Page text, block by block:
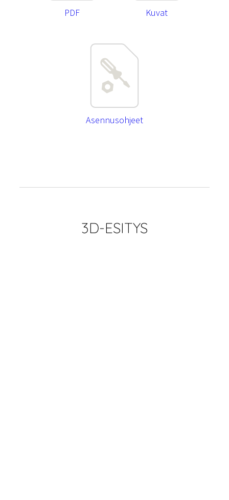
PDF Kuvat
Asennusohjeet
3D-ESITYS